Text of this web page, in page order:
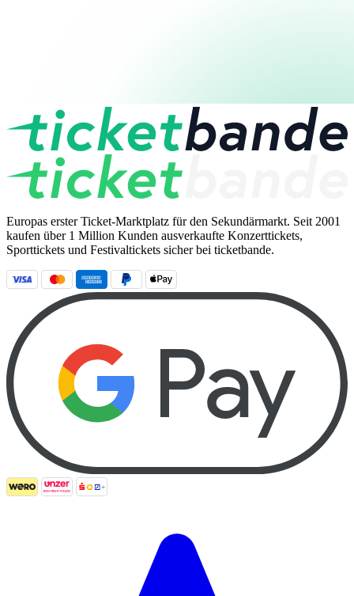
Europas erster Ticket-Marktplatz für den Sekundärmarkt. Seit 2001
kaufen über 1 Million Kunden ausverkaufte Konzerttickets,
Sporttickets und Festivaltickets sicher bei ticketbande.